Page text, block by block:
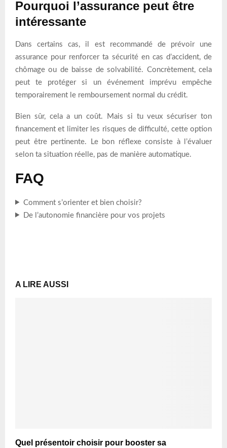
Pourquoi l’assurance peut être
intéressante
Dans certains cas, il est recommandé de prévoir une
assurance pour renforcer ta sécurité en cas d’accident, de
chômage ou de baisse de solvabilité. Concrètement, cela
peut te protéger si un événement imprévu empêche
temporairement le remboursement normal du crédit.
Bien sûr, cela a un coût. Mais si tu veux sécuriser ton
financement et limiter les risques de difficulté, cette option
peut être pertinente. Le bon réflexe consiste à l’évaluer
selon ta situation réelle, pas de manière automatique.
FAQ
Comment s’orienter et bien choisir?
De l’autonomie financière pour vos projets
A LIRE AUSSI
Quel présentoir choisir pour booster sa